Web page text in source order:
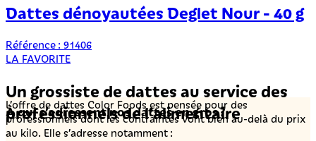
Dattes dénoyautées Deglet Nour - 40 g
Référence : 91406
LA FAVORITE
Un grossiste de dattes au service des
professionnels de l’alimentaire
À qui s’adressent nos dattes en gros ?
L’offre de dattes Color Foods est pensée pour des
professionnels dont les contraintes vont bien au-delà du prix
au kilo. Elle s’adresse notamment :